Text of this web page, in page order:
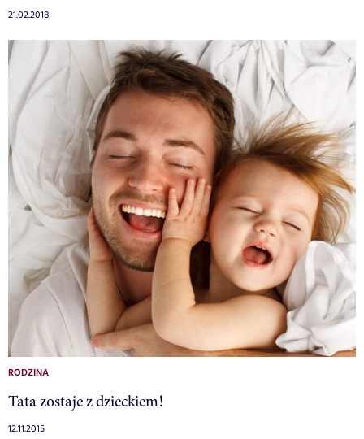
21.02.2018
RODZINA
Tata zostaje z dzieckiem!
12.11.2015